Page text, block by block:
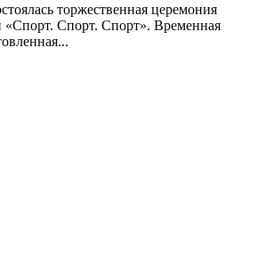
торжественная церемония
«Спорт. Спорт. Спорт». Временная